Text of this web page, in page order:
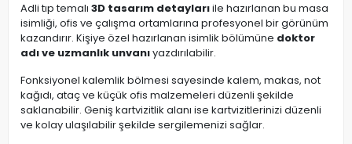
Adli tıp temalı 3D tasarım detaylarıile hazırlanan bu masa
isimliği, ofis ve çalışma ortamlarına profesyonel bir görünüm
kazandırır. Kişiye özel hazırlanan isimlik bölümüne doktor
adı ve uzmanlık unvanıyazdırılabilir.
Fonksiyonel kalemlik bölmesi sayesinde kalem, makas, not
kağıdı, ataç ve küçük ofis malzemeleri düzenli şekilde
saklanabilir. Geniş kartvizitlik alanı ise kartvizitlerinizi düzenli
ve kolay ulaşılabilir şekilde sergilemenizi sağlar.